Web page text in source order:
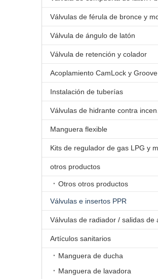
Válvula de ángulo de latón
Válvula de retención y colador
Acoplamiento CamLock y Groove
Instalación de tuberías
Manguera flexible
otros productos
Otros otros productos
Válvulas e insertos PPR
Artículos sanitarios
Manguera de ducha
Manguera de lavadora